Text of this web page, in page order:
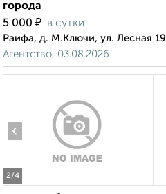
города
5 000 ₽ в сутки
Раифа, д. М.Ключи, ул. Лесная 19
Агентство, 03.08.2026
2/4
‹